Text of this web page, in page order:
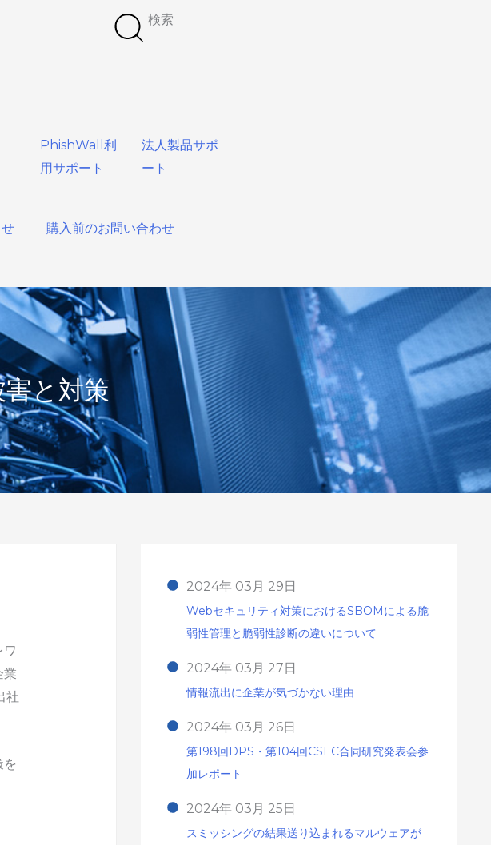
検索
PhishWall利
用サポート
法人製品サポ
ート
購入前のお問い合わせ
と対策
業
社
Webセキュリティ対策におけるSBOMによる脆
弱性管理と脆弱性診断の違いについて
2024年 03月 29日
情報流出に企業が気づかない理由
2024年 03月 27日
第198回DPS・第104回CSEC合同研究発表会参
加レポート
2024年 03月 26日
スミッシングの結果送り込まれるマルウェアが
2024年 03月 25日